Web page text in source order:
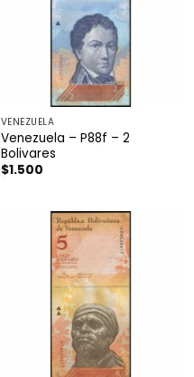
VENEZUELA
Venezuela – P88f – 2
Bolivares
$1.500